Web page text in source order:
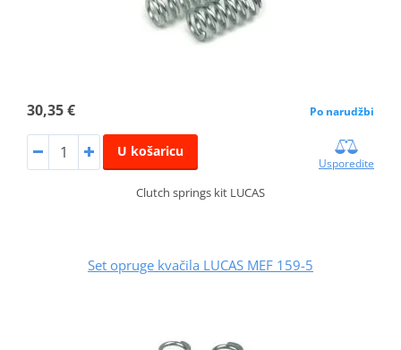
30,35 € Po narudžbi
U košaricu
Usporedite
Clutch springs kit LUCAS
Set opruge kvačila LUCAS MEF 159-5